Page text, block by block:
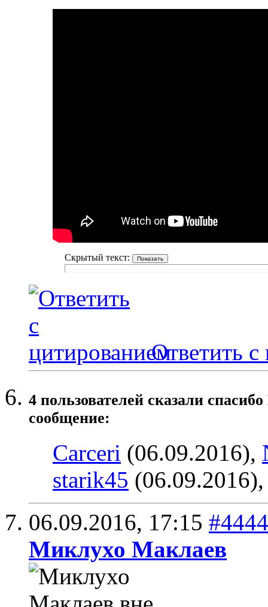
Скрытый текст:
Ответить с
4 пользователей сказали
сообщение:
Carceri (06.09.2016),
starik45
06.09.2016, 17:15 #4444
Миклухо Маклаев